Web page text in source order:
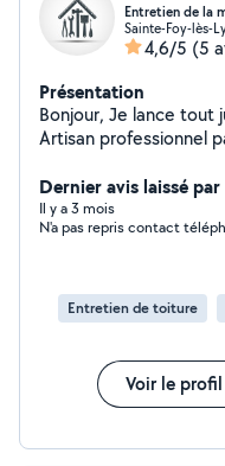
Entretien de la
Sainte-Foy-lès-
4,6/5 (5
Présentation
Bonjour, Je lance tout
Artisan professionnel
projets. Mon objectif
soigné, durable et
reste à votre écoute
Dernier avis laissé
Il y a 3 mois
N'a pas repris contact
Entretien de toiture
Voir le profil